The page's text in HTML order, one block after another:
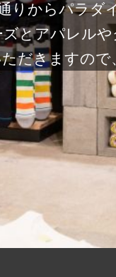
りからパラ
とアパレル
だきますの